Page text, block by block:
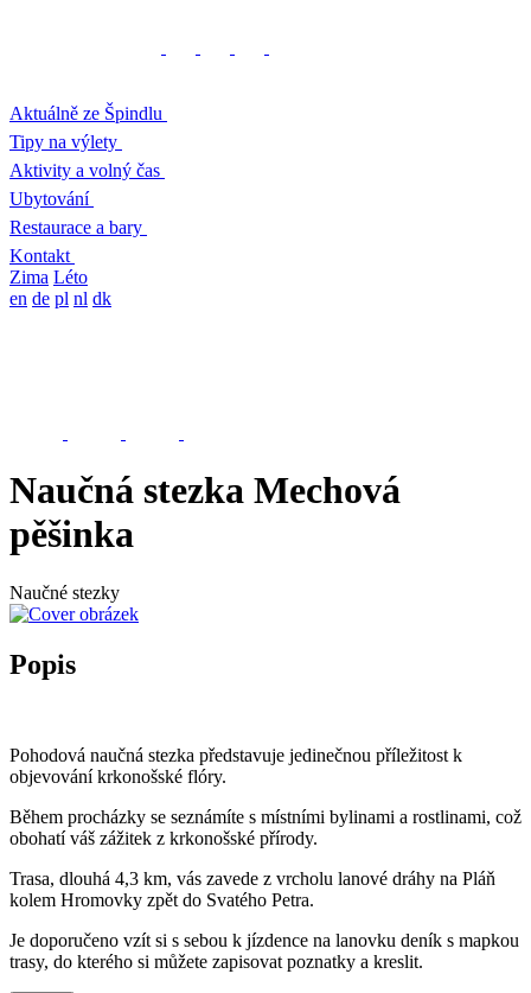
Aktuálně ze Špindlu
Tipy na výlety
Aktivity a volný čas
Ubytování
Restaurace a bary
Kontakt
Zima Léto
en de pl nl dk
Naučná stezka Mechová
pěšinka
Naučné stezky
Popis
Pohodová naučná stezka představuje jedinečnou příležitost k
objevování krkonošské flóry.
Během procházky se seznámíte s místními bylinami a rostlinami, což
obohatí váš zážitek z krkonošské přírody.
Trasa, dlouhá 4,3 km, vás zavede z vrcholu lanové dráhy na Pláň
kolem Hromovky zpět do Svatého Petra.
Je doporučeno vzít si s sebou k jízdence na lanovku deník s mapkou
trasy, do kterého si můžete zapisovat poznatky a kreslit.